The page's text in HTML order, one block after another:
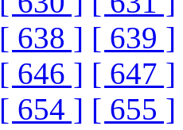
[ 638 ] [ 639 ]
[ 646 ] [ 647 ]
[ 654 ] [ 655 ]